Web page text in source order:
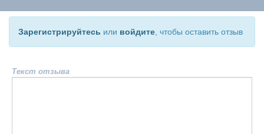
Зарегистрируйтесь или войдите , чтобы оставить отзыв
Текст отзыва